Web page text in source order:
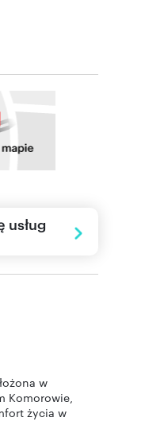
usług
w
Komorowie,
życia w